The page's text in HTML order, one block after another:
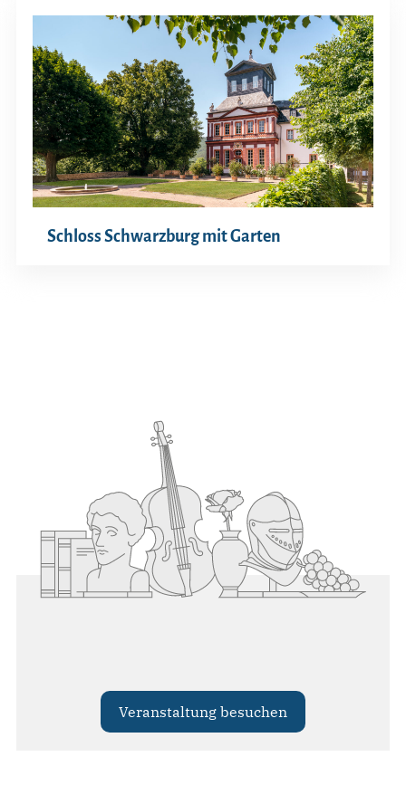
Schloss Schwarzburg mit Garten
Veranstaltung besuchen